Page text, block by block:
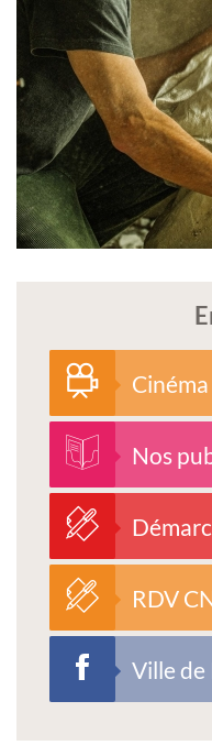
Cinéma
Nos
RDV
Ville de